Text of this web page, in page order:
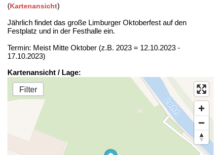
(Kartenansicht)
Jährlich findet das große Limburger Oktoberfest auf den
Festplatz und in der Festhalle ein.
Termin: Meist Mitte Oktober (z.B. 2023 = 12.10.2023 -
17.10.2023)
Kartenansicht / Lage:
Filter